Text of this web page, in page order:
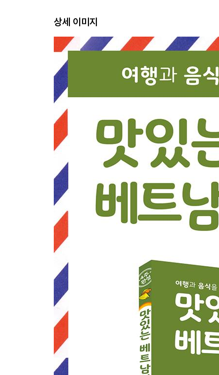
DAY03 [인사하기] 안녕하세요! +사파
DAY04 [상태 묻기] 분짜는 맛있나요? +닌빈 성 짱
DAY05 [이름 말하기] 제 이름은 준수예요. +하롱베
WEEK 01 완전 익히기
WEEK 02 지금 베트남 중부로 떠나요!
DAY06 [취향 말하기] 나는 분보후에를 먹고 싶어.
DAY07 [직업과 국적 말하기] 그 친구는 여행 가이
DAY08 [장소 말하기] 저는 미케비치에 있어요. +다
DAY09 [가족 소개하기] 우리 가족은 4명이야. +호
DAY10 [음식 주문하기] 완탄 한 접시 주세요. +호
WEEK 02 완전 익히기
WEEK 03 지금 베트남 중남부로 떠나요!
DAY11 [시간 말하기] 우리는 혼땀 섬에서 몇 시간
DAY12 [날짜 및 요일 말하기] 내일 모레 나는 빈
DAY13 [교통수단 이용하기] 나는 시외버스로 갈 거
DAY14 [날씨와 계절 말하기] 달랏 날씨는 항상 시
DAY15 [길 묻기] 달랏 야시장은 어디에 있나요? +
WEEK 03 완전 익히기
WEEK 04 지금 베트남 남서부로 떠나요!
DAY16 [환전하기] 오늘 환율은 얼마인가요? +호치
DAY17 [쇼핑하기] 콘삭 커피는 가격이 얼마예요?
DAY18 [투어 예약하기] 여보세요, 거기가 씬 카페
DAY19 [호텔 이용하기] 고층 룸으로 주실 수 있나
DAY20 [취미 말하기] 제 취미는 사진 찍기예요. +
WEEK 04 완전 익히기
상세 이미지